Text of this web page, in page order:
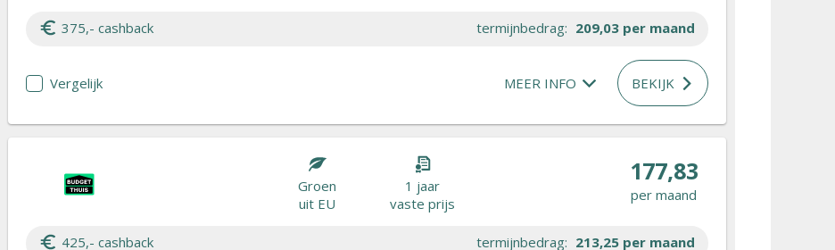
375,- cashback termijnbedrag: 209,03 per maand
Vergelijk MEER INFO BEKIJK
Groen
uit EU
1 jaar
vaste prijs
177,83
per maand
425,- cashback termijnbedrag: 213,25 per maand